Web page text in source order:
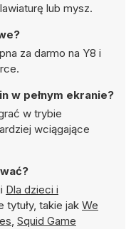
lub mysz.
za darmo na Y8 i
w pełnym ekranie?
w trybie
wciągające
Dla dzieci i
tytuły, takie jak We
, Squid Game